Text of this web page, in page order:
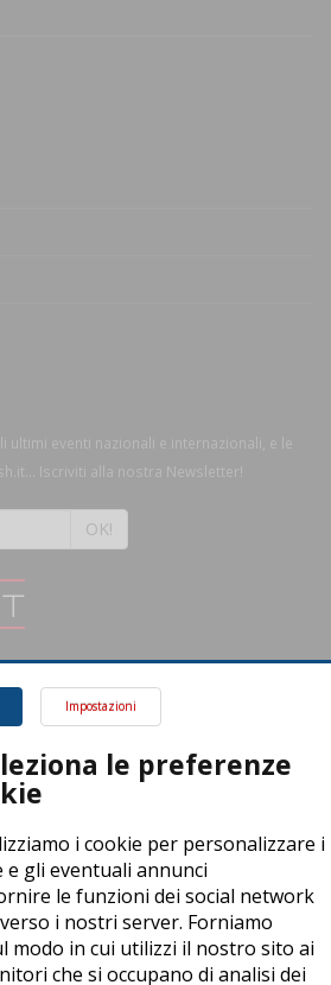
ultimi eventi nazionali e internazionali, e le
Iscriviti alla nostra Newsletter!
OK!
Impostazioni
le preferenze
i cookie per personalizzare i
gli eventuali annunci
le funzioni dei social network
i nostri server. Forniamo
modo in cui utilizzi il nostro sito ai
che si occupano di analisi dei
3, 25014 Castenedolo (BS) - P. Iva:
Reserved - Powered byDynDevice
Cookie Policy Accessibilità Sitemap